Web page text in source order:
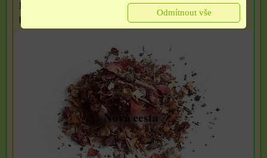
Nová cesta podporuje uvolnění bolestivých vzpomínek či
blokád v...
Odmítnout vše